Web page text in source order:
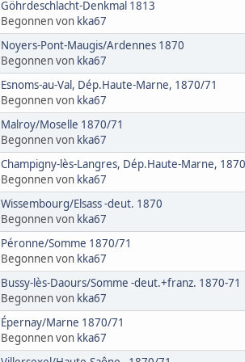
Göhrdeschlacht-Denkmal 1813
Begonnen von kka67
Noyers-Pont-Maugis/Ardennes 1870
Begonnen von kka67
Esnoms-au-Val, Dép.Haute-Marne, 1870/71
Begonnen von kka67
Malroy/Moselle 1870/71
Begonnen von kka67
Champigny-lès-Langres, Dép.Haute-Marne,
Begonnen von kka67
Wissembourg/Elsass -deut. 1870
Begonnen von kka67
Péronne/Somme 1870/71
Begonnen von kka67
Bussy-lès-Daours/Somme -deut.+franz. 1870-71
Begonnen von kka67
Épernay/Marne 1870/71
Begonnen von kka67